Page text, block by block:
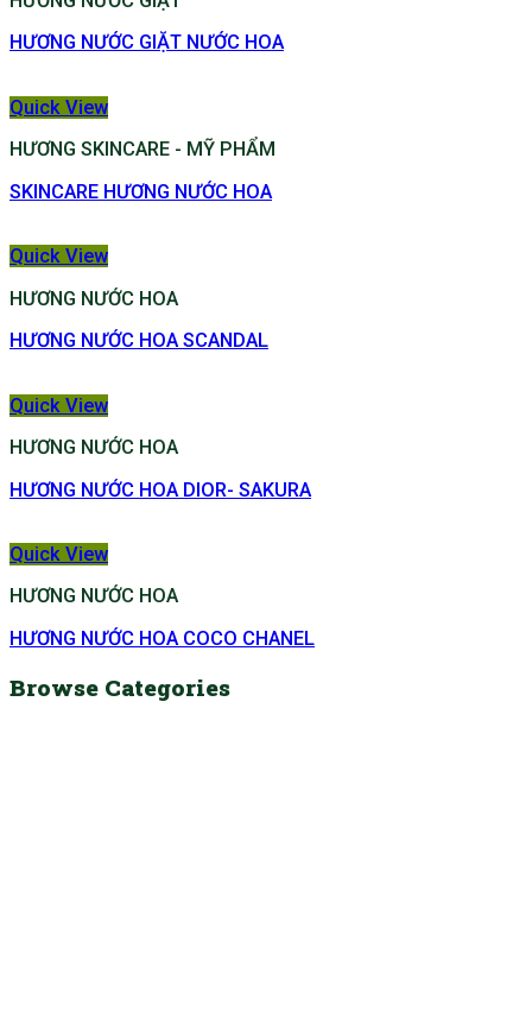
HƯƠNG NƯỚC GIẶT NƯỚC HOA
Quick View
HƯƠNG SKINCARE - MỸ PHẨM
SKINCARE HƯƠNG NƯỚC HOA
Quick View
HƯƠNG NƯỚC HOA
HƯƠNG NƯỚC HOA SCANDAL
Quick View
HƯƠNG NƯỚC HOA
HƯƠNG NƯỚC HOA DIOR- SAKURA
Quick View
HƯƠNG NƯỚC HOA
HƯƠNG NƯỚC HOA COCO CHANEL
Browse Categories